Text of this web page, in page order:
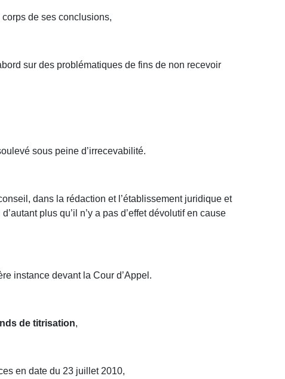
de ses conclusions,
sur des problématiques de fins de non recevoir
sous peine d’irrecevabilité.
dans la rédaction et l’établissement juridique et
plus qu’il n’y a pas d’effet dévolutif en cause
instance devant la Cour d’Appel.
de titrisation,
en date du 23 juillet 2010,